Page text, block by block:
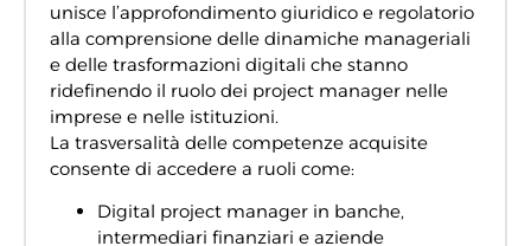
unisce l’approfondimento giuridico e regolatorio
alla comprensione delle dinamiche manageriali
e delle trasformazioni digitali che stanno
ridefinendo il ruolo dei project manager nelle
imprese e nelle istituzioni.
La trasversalità delle competenze acquisite
consente di accedere a ruoli come:
Digital project manager in banche,
intermediari finanziari e aziende